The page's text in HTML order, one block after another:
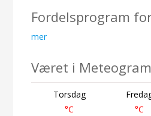
Fordelsprogram
mer
Været i
Torsdag
°C
°C